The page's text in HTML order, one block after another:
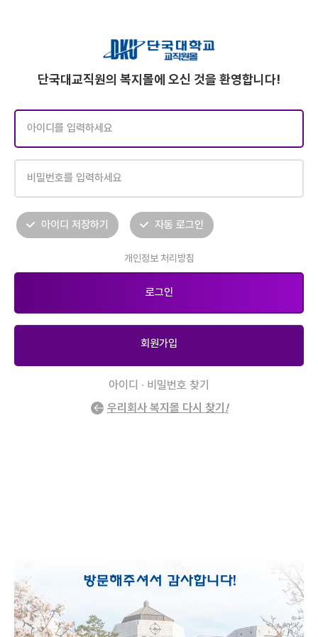
단국대교직원의 복지몰에 오신 것을 환영합니다!
아이디 저장하기 자동 로그인
개인정보 처리방침
회원가입
아이디 · 비밀번호 찾기
우리회사 복지몰 다시 찾기 !